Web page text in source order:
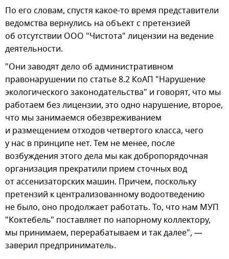
По его словам, спустя какое-то время представители
ведомства вернулись на объект с претензией
об отсутствии ООО "Чистота" лицензии на ведение
деятельности.
"Они заводят дело об административном
правонарушении по статье 8.2 КоАП "Нарушение
экологического законодательства" и говорят, что мы
работаем без лицензии, это одно нарушение, второе,
что мы занимаемся обезвреживанием
и размещением отходов четвертого класса, чего
у нас в принципе нет. Тем не менее, после
возбуждения этого дела мы как добропорядочная
организация прекратили прием сточных вод
от ассенизаторских машин. Причем, поскольку
претензий к централизованному водоотведению
не было, оно продолжает работать. То, что нам МУП
"Коктебель" поставляет по напорному коллектору,
мы принимаем, перерабатываем и так далее", —
заверил предприниматель.